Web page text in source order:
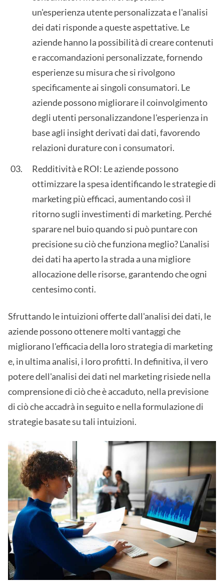
un'esperienza utente personalizzata e l'analisi
dei dati risponde a queste aspettative. Le
aziende hanno la possibilità di creare contenuti
e raccomandazioni personalizzate, fornendo
esperienze su misura che si rivolgono
specificamente ai singoli consumatori. Le
aziende possono migliorare il coinvolgimento
degli utenti personalizzandone l'esperienza in
base agli insight derivati dai dati, favorendo
relazioni durature con i consumatori.
Redditività e ROI: Le aziende possono
ottimizzare la spesa identificando le strategie di
marketing più efficaci, aumentando così il
ritorno sugli investimenti di marketing. Perché
sparare nel buio quando si può puntare con
precisione su ciò che funziona meglio? L'analisi
dei dati ha aperto la strada a una migliore
allocazione delle risorse, garantendo che ogni
centesimo conti.
Sfruttando le intuizioni offerte dall'analisi dei dati, le
aziende possono ottenere molti vantaggi che
migliorano l'efficacia della loro strategia di marketing
e, in ultima analisi, i loro profitti. In definitiva, il vero
potere dell'analisi dei dati nel marketing risiede nella
comprensione di ciò che è accaduto, nella previsione
di ciò che accadrà in seguito e nella formulazione di
strategie basate su tali intuizioni.